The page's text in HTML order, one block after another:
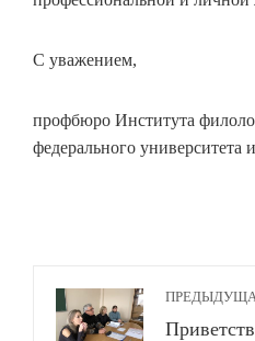
С уважением,
профбюро Института
федерального